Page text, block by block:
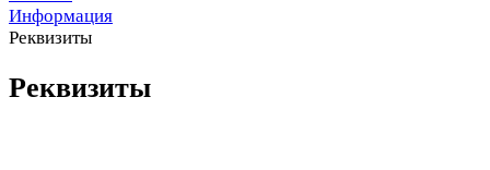
Информация
Реквизиты
Реквизиты